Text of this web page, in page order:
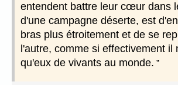
entendent battre leur cœur dans
d'une campagne déserte, est
bras plus étroitement et de se
l'autre, comme si effectivement il
qu'eux de vivants au monde.